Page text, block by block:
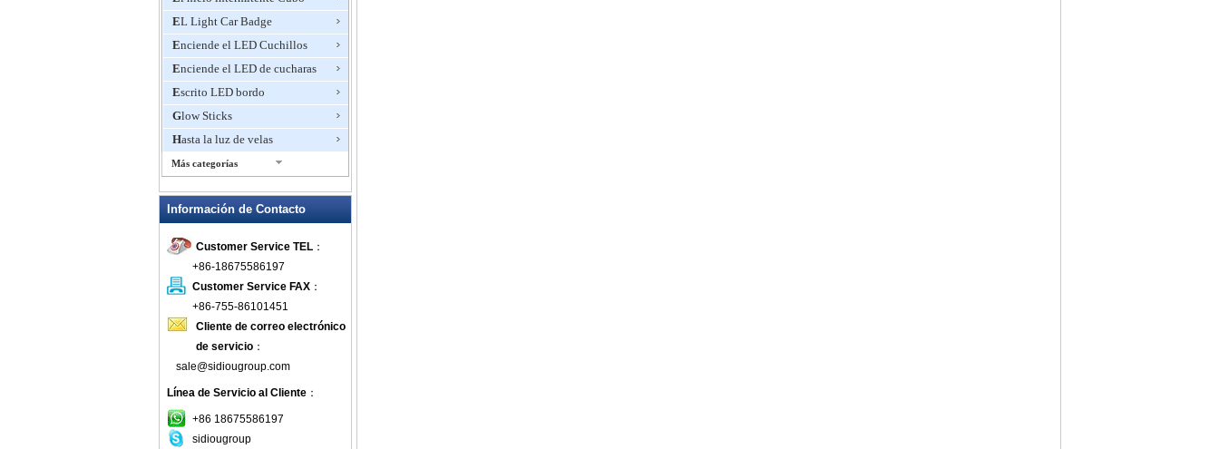
EL Light Car Badge
Enciende el LED Cuchillos
Enciende el LED de cucharas
Escrito LED bordo
Glow Sticks
Hasta la luz de velas
Más categorías
Hielo Cubo LED
Ilumina Plumas
Ilumina Swizzle
Insignia intermitente
Intermitente abrelatas del vino
Intermitente anillo
Intermitente Cenicero
Intermitente collar
intermitente del reloj
Intermitente Frisbee
Información de Contacto
Customer Service TEL ：
+86-18675586197
Customer Service FAX ：
+86-755-86101451
Cliente de correo electrónico
de servicio ：
sale@sidiougroup.com
Línea de Servicio al Cliente ：
+86 18675586197
sidiougroup